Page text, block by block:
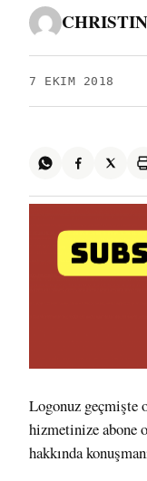
7 EKIM 2018
Logonuz geçmişte olduğu kadar havalı değil. Ama
hizmetinize abone
hakkında